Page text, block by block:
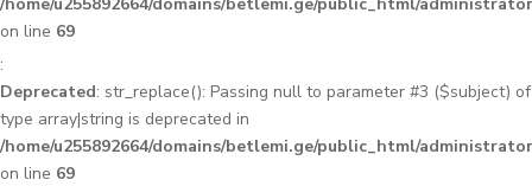
on line 69
:
Deprecated: str_replace(): Passing null to parameter #3 ($subject) of
type array|string is deprecated in
/home/u255892664/domains/betlemi.ge/public_html/
on line 69